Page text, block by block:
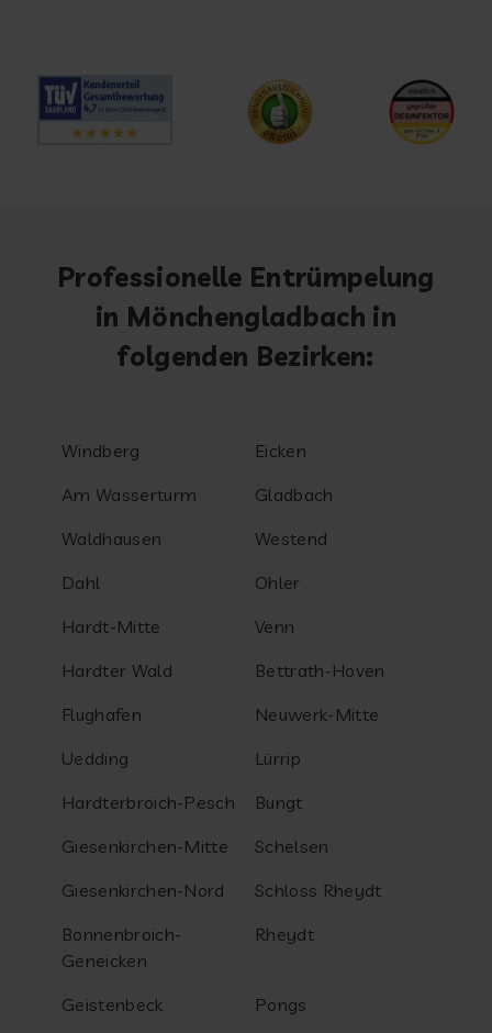
Professionelle Entrümpelung
in Mönchengladbach in
folgenden Bezirken:
Windberg
Eicken
Am Wasserturm
Gladbach
Waldhausen
Westend
Dahl
Ohler
Hardt-Mitte
Venn
Hardter Wald
Bettrath-Hoven
Flughafen
Neuwerk-Mitte
Uedding
Lürrip
Hardterbroich-Pesch
Bungt
Giesenkirchen-Mitte
Schelsen
Giesenkirchen-Nord
Schloss Rheydt
Bonnenbroich-
Geneicken
Rheydt
Geistenbeck
Pongs